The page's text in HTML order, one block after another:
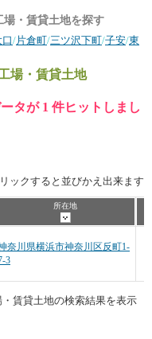
・賃貸土地を探す
口/片倉町/三ツ沢下町/子安/東
場・賃貸土地
タが 1 件ヒットしまし
ックすると並びかえ出来ます
所在地
奈川県横浜市神奈川区反町1-
3
賃貸土地の検索結果を表示